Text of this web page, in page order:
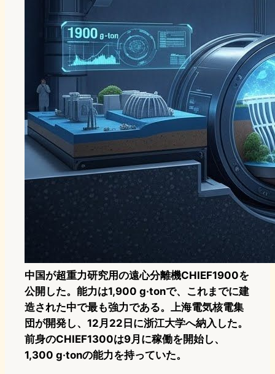
中国が超重力研究用の遠心分離機CHIEF1900を
公開した。能力は1,900 g·tonで、これまでに建
造された中で最も強力である。上海電気核電集
団が開発し、12月22日に浙江大学へ納入した。
前身のCHIEF1300は9月に稼働を開始し、
1,300 g·tonの能力を持っていた。